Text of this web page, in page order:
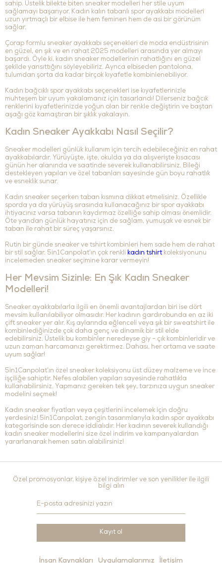
sahip. Üstelik bilekte biten sneaker modelleri her stile uyum
sağlamayı başarıyor. Kadın kalın tabanlı spor ayakkabı modelleri
uzun yırtmaçlı bir elbise ile hem feminen hem de asi bir görünüm
sağlar.
Çorap formlu sneaker ayakkabı seçenekleri de moda endüstrisinin
en güzel, en şık ve en rahat 2025 modelleri arasında yer almayı
başardı. Öyle ki, kadın sneaker modellerinin rahatlığını en güzel
şekilde yansıttığını söyleyebiliriz. Ayrıca elbiseden pantolona,
tulumdan şorta da kadar birçok kıyafetle kombinlenebiliyor.
Kadın bağcıklı spor ayakkabı seçenekleri ise kıyafetlerinizle
muhteşem bir uyum yakalamanız için tasarlandı! Dilerseniz bağcık
renklerini kıyafetlerinizde yoğun olan bir renkle değiştirin ve baştan
aşağı göz kamaştıran bir şıklık yakalayın.
Kadın Sneaker Ayakkabı Nasıl Seçilir?
Sneaker modelleri günlük kullanım için tercih edebileceğiniz en rahat
ayakkabılardır. Yürüyüşte, işte, okulda ya da alışverişte kısacası
günün her alanında ve saatinde severek kullanabilirsiniz. Bileği
destekleyen yapıları ve özel tabanları sayesinde gün boyu rahatlık
ve esneklik sunar.
Kadın sneaker seçerken taban kısmına dikkat etmelisiniz. Özellikle
sporda ya da yürüyüş sırasında kullanacağınız bir spor ayakkabı
ihtiyacınız varsa tabanın kaydırmaz özelliğe sahip olması önemlidir.
Öte yandan günlük hayatınız için de sağlam, yumuşak ve esnek bir
taban ile rahat bir süreç yaşarsınız.
Rutin bir günde sneaker ve tshirt kombinleri hem sade hem de rahat
bir stil sağlar. 5in1Canpolat’ın çok renkli kadın tshirt koleksiyonunu
incelemeden sneaker seçimine karar vermeyin!
Her Mevsim Sizinle: En Şık Kadın Sneaker
Modelleri!
Sneaker ayakkabılarla ilgili en önemli avantajlardan biri ise dört
mevsim kullanılabiliyor olmasıdır. Her kadının gardırobunda en az iki
çift sneaker yer alır. Kış aylarında eğlenceli veya şık bir sweatshirt ile
kombinlediğinizde çok daha genç ve dinamik bir stil elde
edebilirsiniz. Üstelik bu kombinler neredeyse giy - çık kombinleridir ve
uzun zaman harcamanızı gerektirmez. Dahası, her ortama ve saate
uyum sağlar!
5in1Canpolat’ın özel sneaker koleksiyonu üst düzey malzeme ve ince
işçiliğe sahiptir. Nefes alabilen yapıları sayesinde rahatlıkla
kullanabilirsiniz. Yapmanız gereken tek şey, tarzınıza uygun sneaker
modelini seçmek!
Kadın sneaker fiyatları veya çeşitlerini incelemek için doğru
yerdesiniz! 5in1Canpolat, zengin tasarımlarıyla kadın spor ayakkabı
kategorisinde son derece iddialıdır. Her kadının severek kullandığı
kadın sneaker modellerini size özel indirim ve kampanyalardan
yararlanarak hemen satın alabilirsiniz!
Özel promosyonlar, kişiye özel indirimler ve son yenilikler ile ilgili
bilgi alın
Kayıt ol
İnsan Kaynakları Uygulamalarımız İletişim